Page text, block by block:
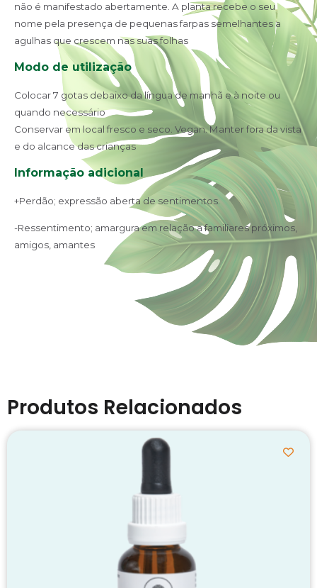
não é manifestado abertamente. A planta recebe o seu
nome pela presença de pequenas farpas semelhantes a
agulhas que crescem nas suas folhas
Modo de utilização
Colocar 7 gotas debaixo da língua de manhã e à noite ou
quando necessário
Conservar em local fresco e seco. Vegan. Manter fora da vista
e do alcance das crianças
Informação adicional
+Perdão; expressão aberta de sentimentos.
-Ressentimento; amargura em relação a familiares próximos,
amigos, amantes
Produtos Relacionados